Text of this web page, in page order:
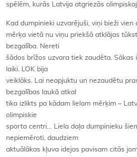
spēlēm, kurās Latvija atgriezās
Kad dumpinieki uzvarējuši, viņi bieži vien
mērķa vietā nu viņu priekšā atklājas
bezgalība. Nereti
šādos brīžos uzvara tiek zaudēta. Sākas
laiki. LOK bija
veiklāks. Lai neapjuktu un nezaudētu
bezgalības laukā atkal
tika izlikts pa kādam lielam mērķim –
olimpiskie
sporta centri… Liela daļa dumpinieku
nepiemēroti, daudziem
aktuālākas kļuva idejas pavisam citās